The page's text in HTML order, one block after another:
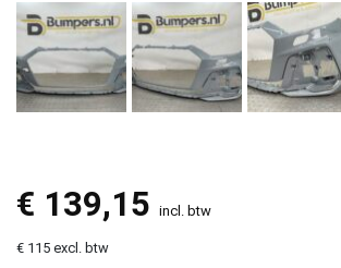
€ 139,15 incl. btw
€ 115 excl. btw